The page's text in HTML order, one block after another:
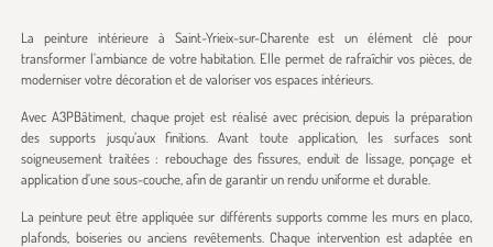
La peinture intérieure à Saint-Yrieix-sur-Charente est un élément clé pour
transformer l’ambiance de votre habitation. Elle permet de rafraîchir vos pièces, de
moderniser votre décoration et de valoriser vos espaces intérieurs.
Avec A3PBâtiment, chaque projet est réalisé avec précision, depuis la préparation
des supports jusqu’aux finitions. Avant toute application, les surfaces sont
soigneusement traitées : rebouchage des fissures, enduit de lissage, ponçage et
application d’une sous-couche, afin de garantir un rendu uniforme et durable.
La peinture peut être appliquée sur différents supports comme les murs en placo,
plafonds, boiseries ou anciens revêtements. Chaque intervention est adaptée en